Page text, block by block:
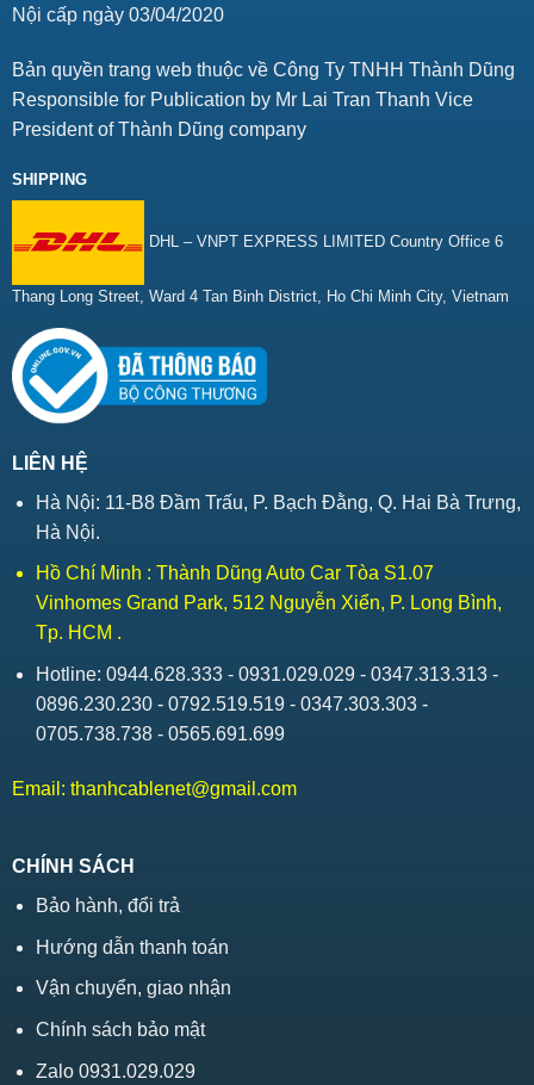
Nội cấp ngày 03/04/2020
Bản quyền trang web thuộc về Công Ty TNHH Thành Dũng
Responsible for Publication by Mr Lai Tran Thanh Vice
President of Thành Dũng company
SHIPPING
DHL – VNPT EXPRESS LIMITED Country Office 6
Thang Long Street, Ward 4 Tan Binh District, Ho Chi Minh City, Vietnam
LIÊN HỆ
Hà Nội: 11-B8 Đầm Trấu, P. Bạch Đằng, Q. Hai Bà Trưng,
Hà Nội.
Hồ Chí Minh : Thành Dũng Auto Car Tòa S1.07
Vinhomes Grand Park, 512 Nguyễn Xiển, P. Long Bình,
Tp. HCM .
Hotline: 0944.628.333 - 0931.029.029 - 0347.313.313 -
0896.230.230 - 0792.519.519 - 0347.303.303 -
0705.738.738 - 0565.691.699
Email: thanhcablenet@gmail.com
CHÍNH SÁCH
Bảo hành, đổi trả
Hướng dẫn thanh toán
Vận chuyển, giao nhận
Chính sách bảo mật
Zalo 0931.029.029